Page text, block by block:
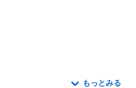
もっとみる